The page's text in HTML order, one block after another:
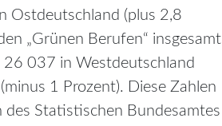
Ostdeutschland (plus 2,8
„Grünen Berufen“ insgesamt
26 037 in Westdeutschland
1 Prozent). Diese Zahlen
Statistischen Bundesamtes